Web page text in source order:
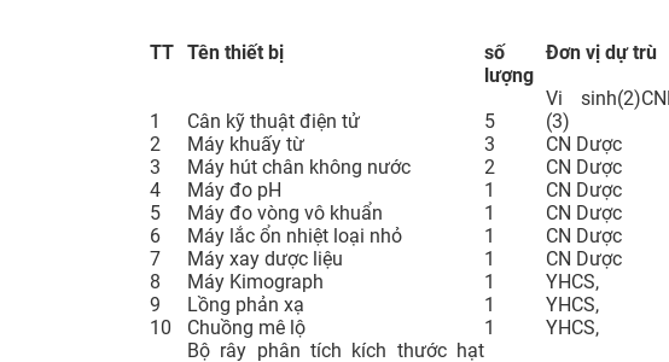
TT Tên thiết bị
số
lượng
Đơn vị dự trù
1 Cân kỹ thuật điện tử 5
Vi
(3)
2
Máy khuấy từ 3
CN Dược
3
Máy hút chân không nước 2
CN Dược
4
Máy đo pH 1
CN Dược
5
Máy đo vòng vô khuẩn 1
CN Dược
6
Máy lắc ổn nhiệt loại nhỏ 1
CN Dược
7
Máy xay dược liệu 1
CN Dược
8
Máy Kimograph 1
YHCS,
9
Lồng phản xạ 1
YHCS,
10
Chuồng mê lộ 1
YHCS,
Bộ rây phân tích kích thước hạt